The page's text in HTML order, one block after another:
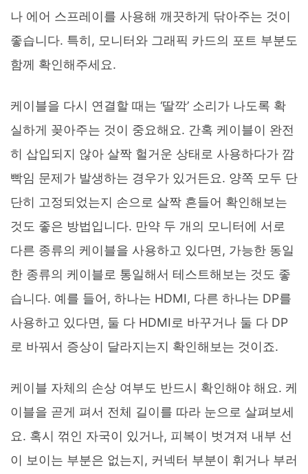
나 에어 스프레이를 사용해 깨끗하게 닦아주는 것이
좋습니다. 특히, 모니터와 그래픽 카드의 포트 부분도
함께 확인해주세요.
케이블을 다시 연결할 때는 ‘딸깍’ 소리가 나도록 확
실하게 꽂아주는 것이 중요해요. 간혹 케이블이 완전
히 삽입되지 않아 살짝 헐거운 상태로 사용하다가 깜
빡임 문제가 발생하는 경우가 있거든요. 양쪽 모두 단
단히 고정되었는지 손으로 살짝 흔들어 확인해보는
것도 좋은 방법입니다. 만약 두 개의 모니터에 서로
다른 종류의 케이블을 사용하고 있다면, 가능한 동일
한 종류의 케이블로 통일해서 테스트해보는 것도 좋
습니다. 예를 들어, 하나는 HDMI, 다른 하나는 DP를
사용하고 있다면, 둘 다 HDMI로 바꾸거나 둘 다 DP
로 바꿔서 증상이 달라지는지 확인해보는 것이죠.
케이블 자체의 손상 여부도 반드시 확인해야 해요. 케
이블을 곧게 펴서 전체 길이를 따라 눈으로 살펴보세
요. 혹시 꺾인 자국이 있거나, 피복이 벗겨져 내부 선
이 보이는 부분은 없는지, 커넥터 부분이 휘거나 부러